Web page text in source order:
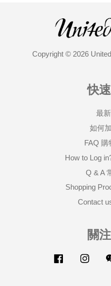
Copyright © 2026
快
最
如何
FAQ 購
How to Log
Q & A
Shopping
Contact
關
Facebook